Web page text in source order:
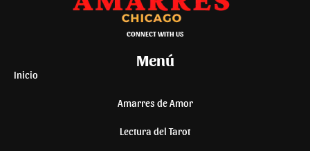
CONNECT WITH US
Menú
Inicio
Amarres de Amor
Lectura del Tarot